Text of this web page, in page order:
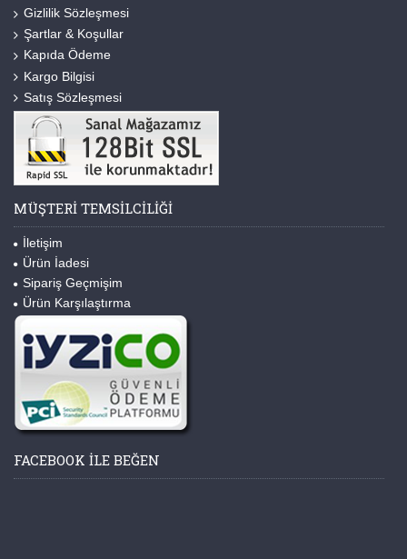
Gizlilik Sözleşmesi
Şartlar & Koşullar
Kapıda Ödeme
Kargo Bilgisi
Satış Sözleşmesi
MÜŞTERI TEMSILCILIĞI
İletişim
Ürün İadesi
Sipariş Geçmişim
Ürün Karşılaştırma
FACEBOOK ILE BEĞEN